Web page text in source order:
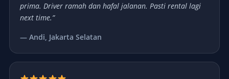
prima. Driver ramah dan hafal jalanan. Pasti rental lagi
next time.”
— Andi, Jakarta Selatan